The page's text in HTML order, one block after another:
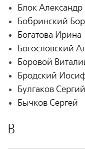
Блок Александр
Бобринский
Богатова Ирина
Богословский
Боровой
Бродский
Булгаков
Бычков Сергей
В